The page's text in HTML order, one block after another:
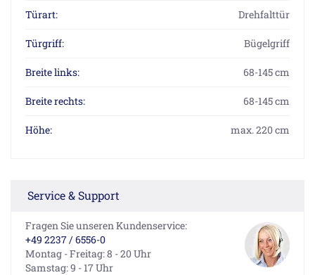
Türart: Drehfalttür
Türgriff: Bügelgriff
Breite links: 68-145 cm
Breite rechts: 68-145 cm
Höhe: max. 220 cm
Service & Support
Fragen Sie unseren Kundenservice:
+49 2237 / 6556-0
Montag - Freitag: 8 - 20 Uhr
Samstag: 9 - 17 Uhr